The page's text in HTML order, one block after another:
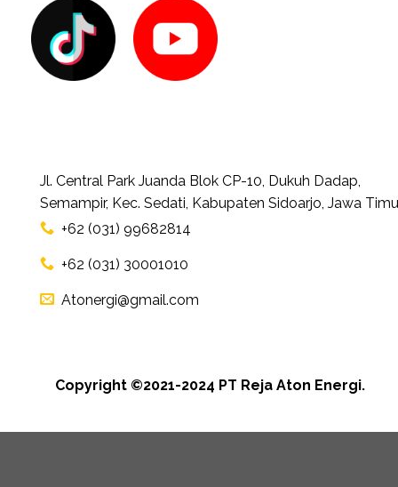
Jl. Central Park Juanda Blok CP-10, Dukuh Dadap,
Semampir, Kec. Sedati, Kabupaten Sidoarjo, Jawa
+62 (031) 99682814
+62 (031) 30001010
Atonergi@gmail.com
Copyright ©2021-2024 PT Reja Aton Energi.